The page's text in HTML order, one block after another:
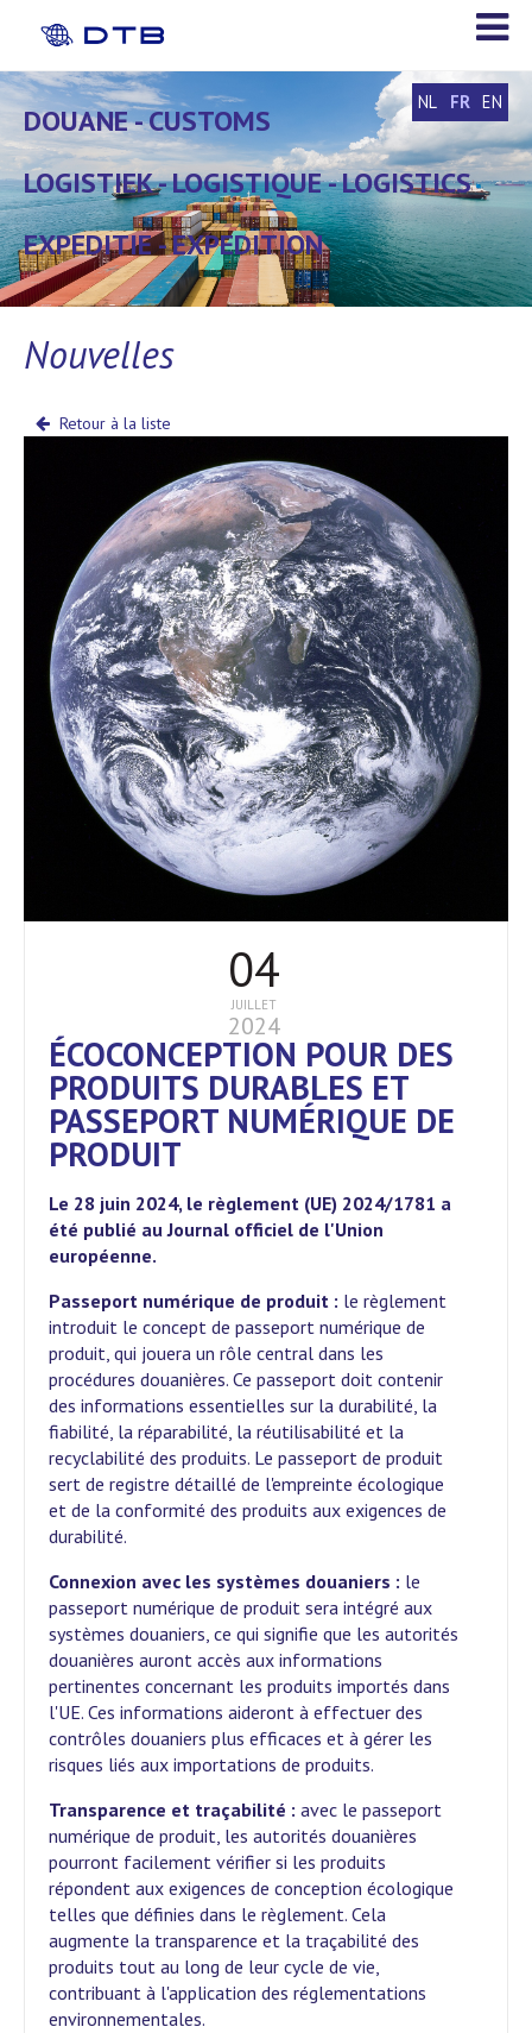
NL FR EN
DOUANE - CUSTOMS
LOGISTIEK - LOGISTIQUE - LOGISTICS
EXPEDITIE - EXPEDITION
DOUANE - CUSTOMS
LOGISTIEK - LOGISTIQUE - LOGISTICS
EXPEDITIE - EXPEDITION
Nouvelles
Retour à la liste
04
JUILLET
2024
ÉCOCONCEPTION POUR DES
PRODUITS DURABLES ET
PASSEPORT NUMÉRIQUE DE
PRODUIT
Le 28 juin 2024, le règlement (UE) 2024/1781 a
été publié au Journal officiel de l'Union
européenne.
Passeport numérique de produit : le règlement
introduit le concept de passeport numérique de
produit, qui jouera un rôle central dans les
procédures douanières. Ce passeport doit contenir
des informations essentielles sur la durabilité, la
fiabilité, la réparabilité, la réutilisabilité et la
recyclabilité des produits. Le passeport de produit
sert de registre détaillé de l'empreinte écologique
et de la conformité des produits aux exigences de
durabilité.
Connexion avec les systèmes douaniers : le
passeport numérique de produit sera intégré aux
systèmes douaniers, ce qui signifie que les autorités
douanières auront accès aux informations
pertinentes concernant les produits importés dans
l'UE. Ces informations aideront à effectuer des
contrôles douaniers plus efficaces et à gérer les
risques liés aux importations de produits.
Transparence et traçabilité : avec le passeport
numérique de produit, les autorités douanières
pourront facilement vérifier si les produits
répondent aux exigences de conception écologique
telles que définies dans le règlement. Cela
augmente la transparence et la traçabilité des
produits tout au long de leur cycle de vie,
contribuant à l'application des réglementations
environnementales.